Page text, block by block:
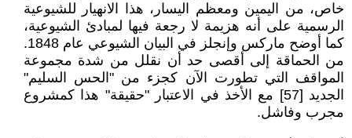
خاص، من اليمين ومعظم اليسار، هذا الانهيار للشيوعية
الرسمية على أنه هزيمة لا رجعة فيها لمبادئ الشيوعية،
كما أوضح ماركس وإنجلز في البيان الشيوعي عام 1848.
من الحماقة إلى أقصى حد أن نقلل من شدة مجموعة
المواقف التي تطورت الآن كجزء من "الحس السليم"
الجديد [57] مع الأخذ في الاعتبار "حقيقة" هذا كمشروع
مجرب وفاشل.